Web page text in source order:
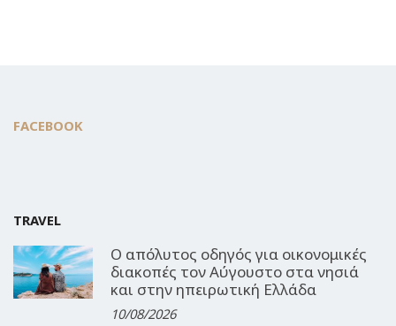
FACEBOOK
TRAVEL
Ο απόλυτος οδηγός για οικονομικές
διακοπές τον Αύγουστο στα νησιά
και στην ηπειρωτική Ελλάδα
10/08/2026